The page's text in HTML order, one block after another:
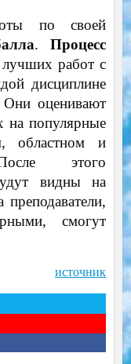
по своей
.Процесс
работ с
дисциплине
Они оценивают
на популярные
областном и
этого
видны на
преподаватели,
смогут
источник